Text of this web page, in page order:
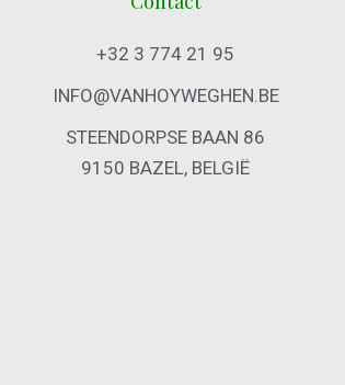
+32 3 774 21 95
INFO@VANHOYWEGHEN.BE
STEENDORPSE BAAN 86
9150 BAZEL, BELGIË